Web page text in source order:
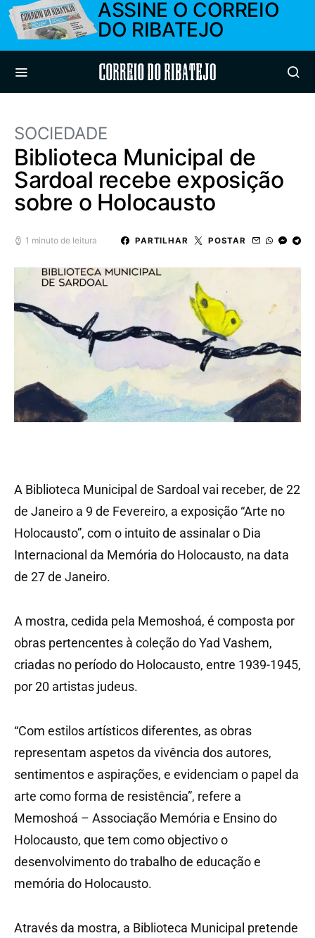
ASSINE O CORREIO
DO RIBATEJO
Correio do Ribatejo
SOCIEDADE
Biblioteca Municipal de
Sardoal recebe exposição
sobre o Holocausto
1 minuto de leitura PARTILHAR POSTAR
A Biblioteca Municipal de Sardoal vai receber, de 22
de Janeiro a 9 de Fevereiro, a exposição “Arte no
Holocausto”, com o intuito de assinalar o Dia
Internacional da Memória do Holocausto, na data
de 27 de Janeiro.
A mostra, cedida pela Memoshoá, é composta por
obras pertencentes à coleção do Yad Vashem,
criadas no período do Holocausto, entre 1939-1945,
por 20 artistas judeus.
“Com estilos artísticos diferentes, as obras
representam aspetos da vivência dos autores,
sentimentos e aspirações, e evidenciam o papel da
arte como forma de resistência”, refere a
Memoshoá – Associação Memória e Ensino do
Holocausto, que tem como objectivo o
desenvolvimento do trabalho de educação e
memória do Holocausto.
Através da mostra, a Biblioteca Municipal pretende